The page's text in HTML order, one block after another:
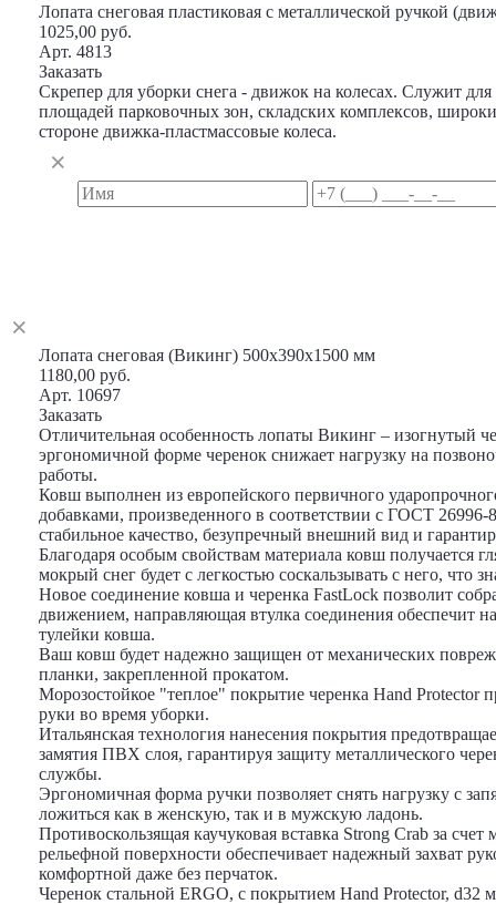
Лопата снеговая пластиковая с металлической ручкой
1025,00 руб.
Арт. 4813
Заказать
Скрепер для уборки снега - движок на колесах. Служит
площадей парковочных зон, складских комплексов,
стороне движка-пластмассовые колеса.
Лопата снеговая (Викинг) 500х390х1500 мм
1180,00 руб.
Арт. 10697
Заказать
Отличительная особенность лопаты Викинг – изогнутый
эргономичной форме черенок снижает нагрузку на
работы.
Ковш выполнен из европейского первичного
добавками, произведенного в соответствии с ГОСТ 26996-
стабильное качество, безупречный внешний вид и
Благодаря особым свойствам материала ковш получается
мокрый снег будет с легкостью соскальзывать с него, что
Новое соединение ковша и черенка FastLock позволит
движением, направляющая втулка соединения обеспечит
тулейки ковша.
Ваш ковш будет надежно защищен от механических
планки, закрепленной прокатом.
Морозостойкое "теплое" покрытие черенка Hand Protector
руки во время уборки.
Итальянская технология нанесения покрытия
замятия ПВХ слоя, гарантируя защиту металлического
службы.
Эргономичная форма ручки позволяет снять нагрузку с
ложиться как в женскую, так и в мужскую ладонь.
Противоскользящая каучуковая вставка Strong Crab за счет
рельефной поверхности обеспечивает надежный захват
комфортной даже без перчаток.
Черенок стальной ERGO, с покрытием Hand Protector, d32